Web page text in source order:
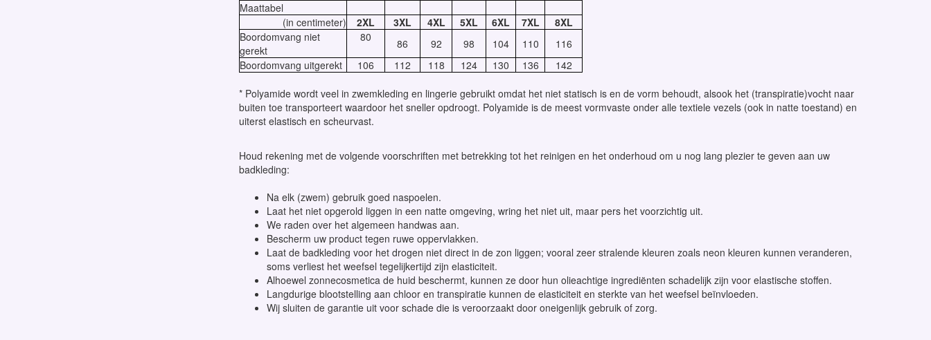
Maattabel
(in centimeter)
2XL 3XL 4XL 5XL 6XL 7XL
8XL
Boordomvang niet
gerekt
80 86 92 98 104 110
116
Boordomvang uitgerekt
106 112 118 124 130 136 142
* Polyamide wordt veel in zwemkleding en lingerie gebruikt omdat het niet statisch is en de vorm behoudt, alsook het (transpiratie)vocht naar
buiten toe transporteert waardoor het sneller opdroogt. Polyamide is de meest vormvaste onder alle textiele vezels (ook in natte toestand) en
uiterst elastisch en scheurvast.
Houd rekening met de volgende voorschriften met betrekking tot het reinigen en het onderhoud om u nog lang plezier te geven aan uw
badkleding:
Na elk (zwem) gebruik goed naspoelen.
Laat het niet opgerold liggen in een natte omgeving, wring het niet uit, maar pers het voorzichtig uit.
We raden over het algemeen handwas aan.
Bescherm uw product tegen ruwe oppervlakken.
Laat de badkleding voor het drogen niet direct in de zon liggen; vooral zeer stralende kleuren zoals neon kleuren kunnen veranderen,
soms verliest het weefsel tegelijkertijd zijn elasticiteit.
Alhoewel zonnecosmetica de huid beschermt, kunnen ze door hun olieachtige ingrediënten schadelijk zijn voor elastische stoffen.
Langdurige blootstelling aan chloor en transpiratie kunnen de elasticiteit en sterkte van het weefsel beïnvloeden.
Wij sluiten de garantie uit voor schade die is veroorzaakt door oneigenlijk gebruik of zorg.